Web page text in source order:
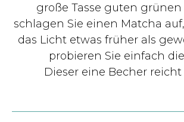
große Tasse guten grünen
schlagen Sie einen Matcha
das Licht etwas früher als
probieren Sie einfach
Dieser eine Becher reicht